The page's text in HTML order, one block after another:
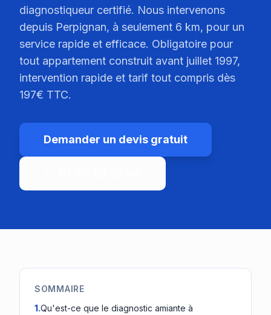
diagnostiqueur certifié. Nous intervenons
depuis Perpignan, à seulement 6 km, pour un
service rapide et efficace. Obligatoire pour
tout appartement construit avant juillet 1997,
intervention rapide et tarif tout compris dès
197€ TTC.
Demander un devis gratuit
SOMMAIRE
1.Qu'est-ce que le diagnostic amiante à